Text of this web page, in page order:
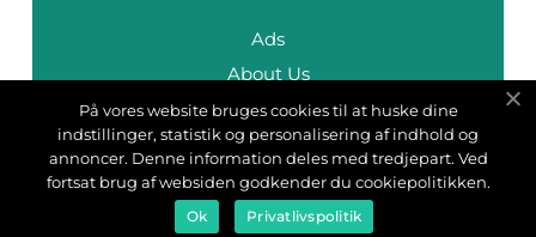
Ads
About Us
Cookies
Contact
Sitemap
På vores website bruges cookies til at huske dine
indstillinger, statistik og personalisering af indhold og
annoncer. Denne information deles med tredjepart. Ved
fortsat brug af websiden godkender du cookiepolitikken.
Ok Privatlivspolitik